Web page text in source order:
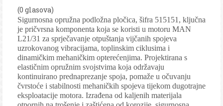
(0 glasova)
Sigurnosna opružna podložna pločica, šifra 515151, ključna
je pričvrsna komponenta koja se koristi u motoru MAN
L21/31 za sprječavanje otpuštanja vijčanih spojeva
uzrokovanog vibracijama, toplinskim ciklusima i
dinamičkim mehaničkim opterećenjima. Projektirana s
elastičnim opružnim svojstvima koja održavaju
kontinuirano prednaprezanje spoja, pomaže u očuvanju
čvrstoće i stabilnosti mehaničkih spojeva tijekom dugotrajne
eksploatacije motora. Izrađena od kaljenih materijala